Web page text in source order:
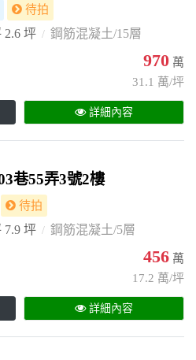
待拍
2.6 坪 鋼筋混凝土/15層
970 萬
31.1 萬/坪
詳細內容
巷55弄3號2樓
待拍
7.9 坪 鋼筋混凝土/5層
456 萬
17.2 萬/坪
詳細內容